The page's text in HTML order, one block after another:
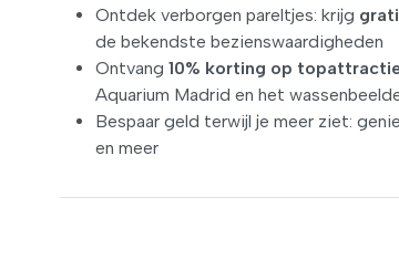
Ontdek verborgen pareltjes: krijg
de bekendste bezienswaardigheden
Ontvang 10% korting op
Aquarium Madrid en het
Bespaar geld terwijl je meer ziet:
en meer